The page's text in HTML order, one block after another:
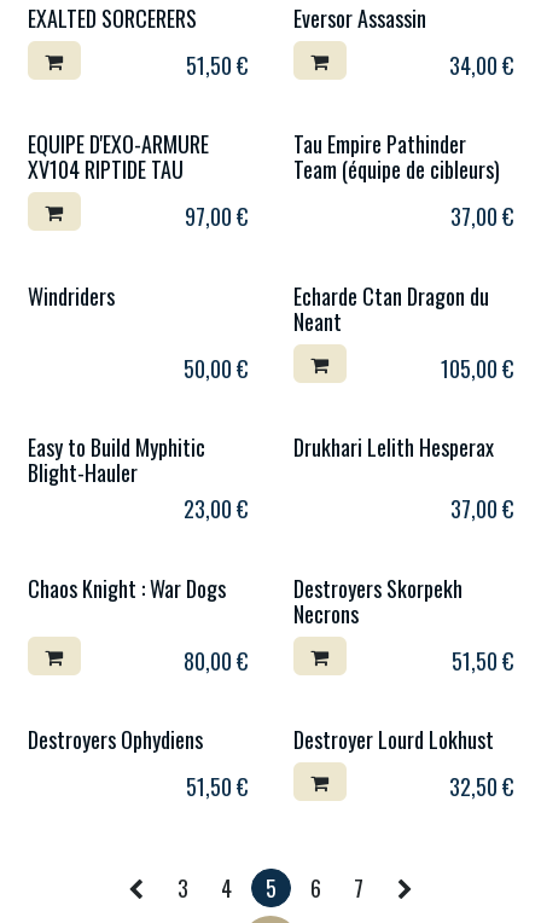
EXALTED SORCERERS
51,50€
Eversor Assassin
34,00€
EQUIPE D'EXO-ARMURE
XV104 RIPTIDE TAU
97,00€
Tau Empire Pathinder
Team (équipe de cibleurs)
37,00€
Windriders
50,00€
Echarde Ctan Dragon du
Neant
105,00€
Easy to Build Myphitic
Blight-Hauler
23,00€
Drukhari Lelith Hesperax
37,00€
Chaos Knight : War Dogs
80,00€
Destroyers Skorpekh
Necrons
51,50€
Destroyers Ophydiens
51,50€
Destroyer Lourd Lokhust
32,50€
3 4 5 6 7